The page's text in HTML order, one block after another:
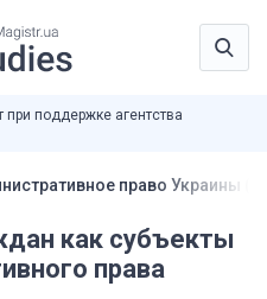
при поддержке агентства
право Украины
как субъекты
права